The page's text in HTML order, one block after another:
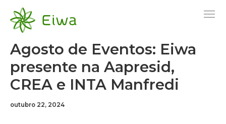
para
Agosto de Eventos: Eiwa
presente na Aapresid,
CREA e INTA Manfredi
outubro 22, 2024